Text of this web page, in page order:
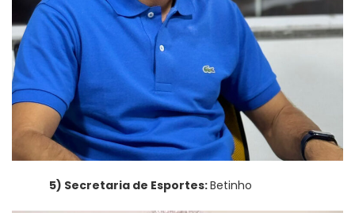
5) Secretaria de Esportes:Betinho